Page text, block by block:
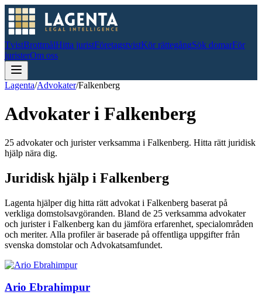
TvistBrottmålHitta juristFöretagstvistKör rättegångSök domarFör
juristerOm oss
Lagenta/Advokater/Falkenberg
Advokater i Falkenberg
25 advokater och jurister verksamma i Falkenberg. Hitta rätt juridisk
hjälp nära dig.
Juridisk hjälp i Falkenberg
Lagenta hjälper dig hitta rätt advokat i Falkenberg baserat på
verkliga domstolsavgöranden. Bland de 25 verksamma advokater
och jurister i Falkenberg kan du jämföra erfarenhet, specialområden
och meriter. Alla profiler är baserade på offentliga uppgifter från
svenska domstolar och Advokatsamfundet.
Ario Ebrahimpur